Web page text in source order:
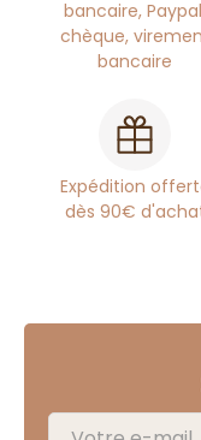
bancaire,
chèque,
bancaire
Expédition
dès 90€